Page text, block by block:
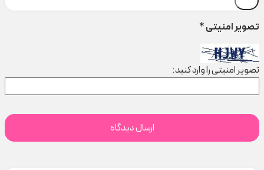
تصویر امنیتی*
تصویر امنیتی را وارد کنید: